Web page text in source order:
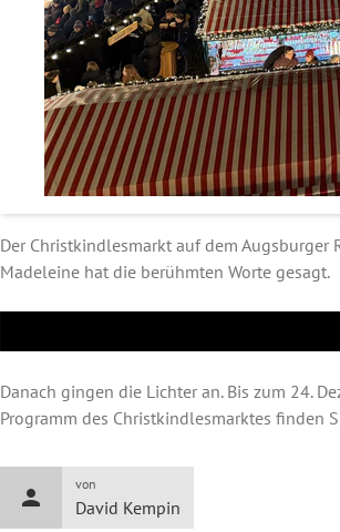
Der Christkindlesmarkt auf dem
Madeleine hat die berühmten Worte gesagt.
Danach gingen die Lichter an. Bis zum 24.
Programm des Christkindlesmarktes finden
person
von
David Kempin